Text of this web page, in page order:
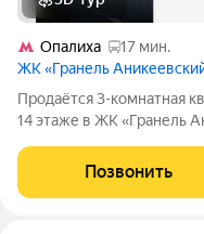
Опалиха
17 мин.
ЖК «Гранель
Продаётся 3-комнатная
14 этаже в ЖК «Гранель
односторонняя, окна во
экологически чистом
Позвонить